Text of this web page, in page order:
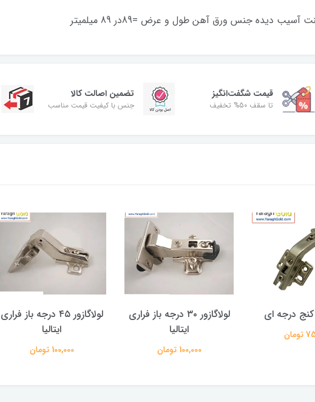
دیده جنس ورق آهن طول و عرض =89در 89 میلمیتر
قیمت شگفت‌انگیز
تا سقف 50% تخفیف
تضمین اصالت کالا
جنس با کیفیت قیمت مناسب
کنج درجه ای
لولاگازور ۳۰ درجه باز فراری
ایتالیا
100,000 تومان
لولاگازور ۴۵ درجه باز فراری
ایتالیا
100,000 تومان